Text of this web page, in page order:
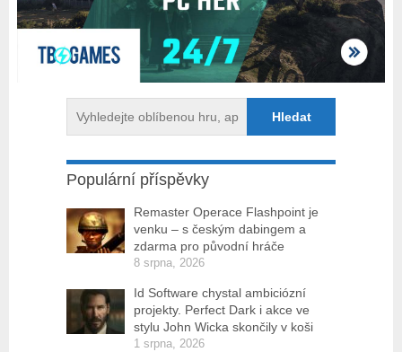
Populární příspěvky
Remaster Operace Flashpoint je
venku – s českým dabingem a
zdarma pro původní hráče
8 srpna, 2026
Id Software chystal ambiciózní
projekty. Perfect Dark i akce ve
stylu John Wicka skončily v koši
1 srpna, 2026